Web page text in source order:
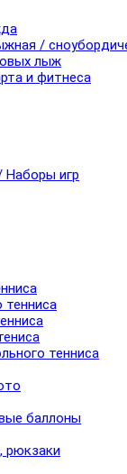
/
лыж
и фитнеса
Наборы игр
тенниса
тенниса
баллоны
рюкзаки